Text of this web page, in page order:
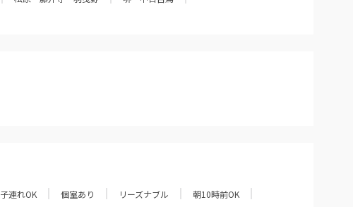
子連れOK 個室あり リーズナブル
朝10時前OK